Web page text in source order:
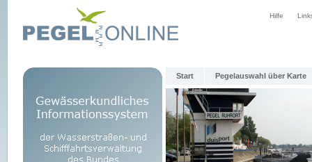
Hilfe
Start Pegelauswahl über Karte